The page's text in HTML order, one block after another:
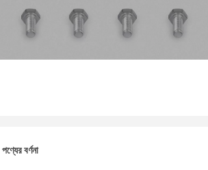
পণ্যের বর্ণনা